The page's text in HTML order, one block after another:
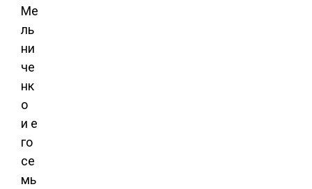
Ме
ль
ни
че
нк
о
и е
го
се
мь